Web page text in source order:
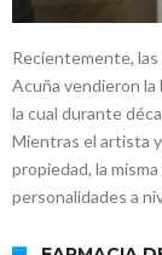
Recientemente,
Acuña vendieron la
la cual durante
Mientras el artista
propiedad, la
personalidades a